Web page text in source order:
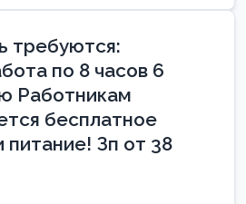
требуются:
по 8 часов 6
Работникам
бесплатное
питание! Зп от 38